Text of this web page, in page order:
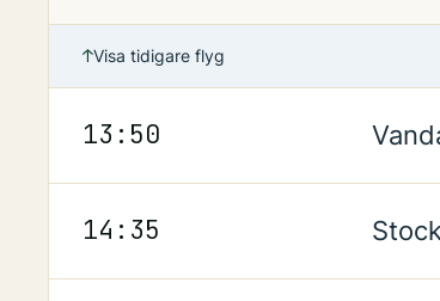
↑Visa tidigare flyg
Planerad
13:50
Planerad
14:35